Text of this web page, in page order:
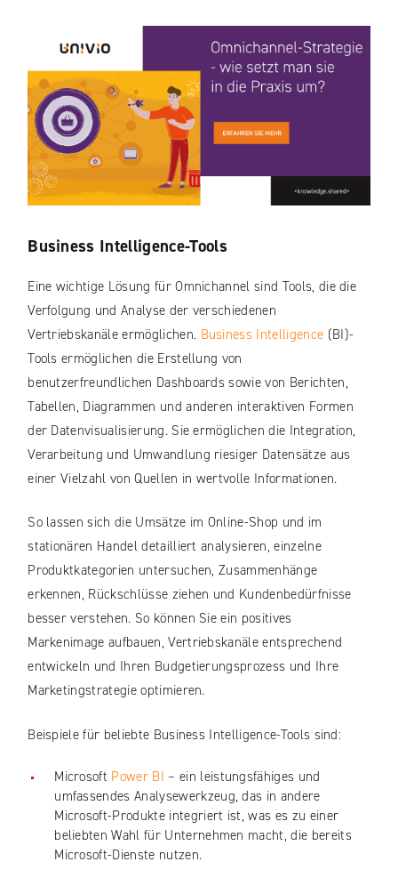
Business Intelligence-Tools
Eine wichtige Lösung für Omnichannel sind Tools, die die
Verfolgung und Analyse der verschiedenen
Vertriebskanäle ermöglichen. Business Intelligence (BI)-
Tools ermöglichen die Erstellung von
benutzerfreundlichen Dashboards sowie von Berichten,
Tabellen, Diagrammen und anderen interaktiven Formen
der Datenvisualisierung. Sie ermöglichen die Integration,
Verarbeitung und Umwandlung riesiger Datensätze aus
einer Vielzahl von Quellen in wertvolle Informationen.
So lassen sich die Umsätze im Online-Shop und im
stationären Handel detailliert analysieren, einzelne
Produktkategorien untersuchen, Zusammenhänge
erkennen, Rückschlüsse ziehen und Kundenbedürfnisse
besser verstehen. So können Sie ein positives
Markenimage aufbauen, Vertriebskanäle entsprechend
entwickeln und Ihren Budgetierungsprozess und Ihre
Marketingstrategie optimieren.
Beispiele für beliebte Business Intelligence-Tools sind:
Microsoft Power BI – ein leistungsfähiges und
umfassendes Analysewerkzeug, das in andere
Microsoft-Produkte integriert ist, was es zu einer
beliebten Wahl für Unternehmen macht, die bereits
Microsoft-Dienste nutzen.